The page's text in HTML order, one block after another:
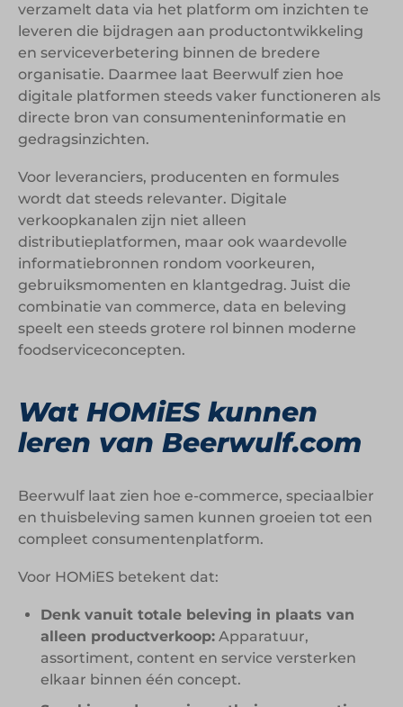
verzamelt data via het platform om inzichten te
leveren die bijdragen aan productontwikkeling
en serviceverbetering binnen de bredere
organisatie. Daarmee laat Beerwulf zien hoe
digitale platformen steeds vaker functioneren als
directe bron van consumenteninformatie en
gedragsinzichten.
Voor leveranciers, producenten en formules
wordt dat steeds relevanter. Digitale
verkoopkanalen zijn niet alleen
distributieplatformen, maar ook waardevolle
informatiebronnen rondom voorkeuren,
gebruiksmomenten en klantgedrag. Juist die
combinatie van commerce, data en beleving
speelt een steeds grotere rol binnen moderne
foodserviceconcepten.
Wat HOMiES kunnen
leren van Beerwulf.com
Beerwulf laat zien hoe e-commerce, speciaalbier
en thuisbeleving samen kunnen groeien tot een
compleet consumentenplatform.
Voor HOMiES betekent dat:
Denk vanuit totale beleving in plaats van
alleen productverkoop: Apparatuur,
assortiment, content en service versterken
elkaar binnen één concept.